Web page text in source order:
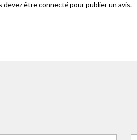
devez êtreconnectépour publier un avis.